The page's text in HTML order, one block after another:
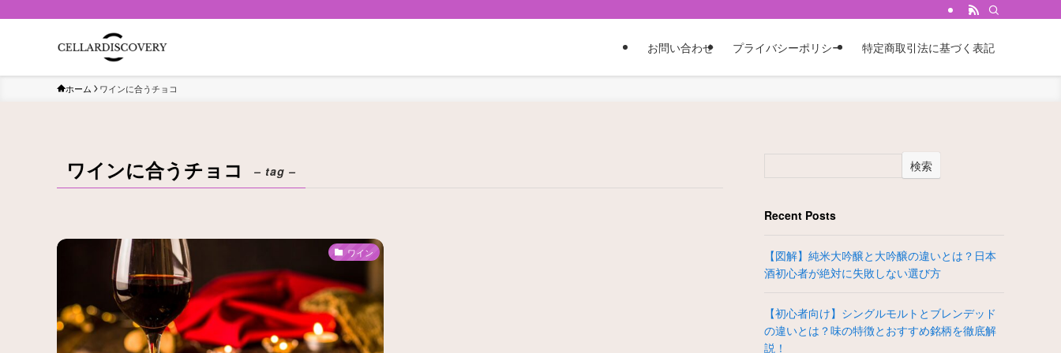
お問い合わせ プライバシーポリシー 特定商取引法に基づく表記
ホーム ワインに合うチョコ
ワインに合うチョコ – tag –
ワイン
検索
Recent Posts
【図解】純米大吟醸と大吟醸の違いとは？日本
酒初心者が絶対に失敗しない選び方
【初心者向け】シングルモルトとブレンデッド
の違いとは？味の特徴とおすすめ銘柄を徹底解
説！